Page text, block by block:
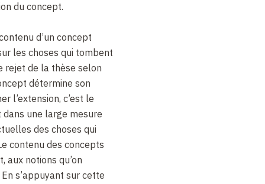
du concept.
d’un concept
les choses qui tombent
rejet de la thèse selon
détermine son
l’extension, c’est le
une large mesure
des choses qui
contenu des concepts
aux notions qu’on
s’appuyant sur cette